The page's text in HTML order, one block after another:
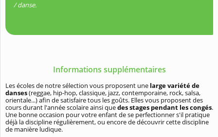
/ danse.
Informations supplémentaires
Les écoles de notre sélection vous proposent une large variété de
danses(reggae, hip-hop, classique, jazz, contemporaine, rock, salsa,
orientale...) afin de satisfaire tous les goûts. Elles vous proposent des
cours durant l'année scolaire ainsi quedes stages pendant les congés.
Une bonne occasion pour votre enfant de se perfectionner s'il pratique
déjà la discipline régulièrement, ou encore de découvrir cette discipline
de manière ludique.